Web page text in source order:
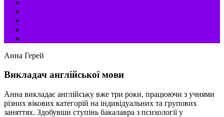
Анна Герей
Викладач англійської мови
Анна викладає англійську вже три роки, працюючи з учнями
різних вікових категорій на індивідуальних та групових
заняттях. Здобувши ступінь бакалавра з психології у